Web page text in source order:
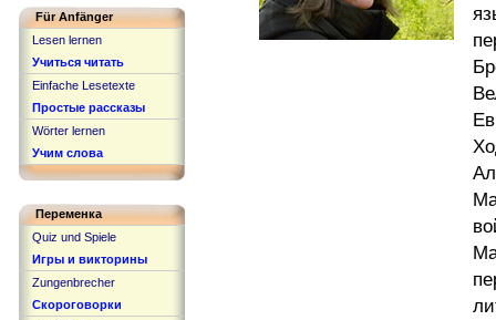
Für Anfänger
Lesen lernen
Учиться читать
Einfache Lesetexte
Простые рассказы
Wörter lernen
Учим слова
Переменка
Quiz und Spiele
Игры и викторины
Zungenbrecher
Скороговорки